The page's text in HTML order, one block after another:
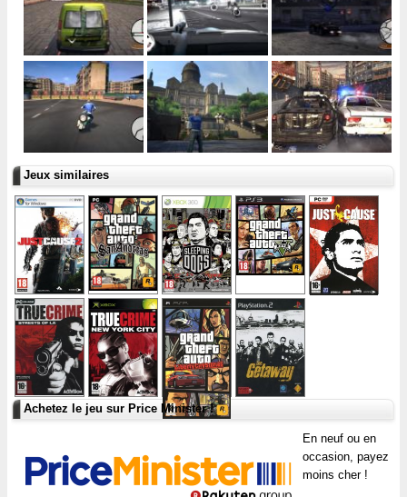
Jeux similaires
Achetez le jeu sur Price Minister !
En neuf ou en
occasion, payez
moins cher !